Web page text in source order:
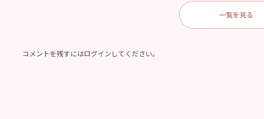
一覧を見る
コメントを残すにはログインしてください。